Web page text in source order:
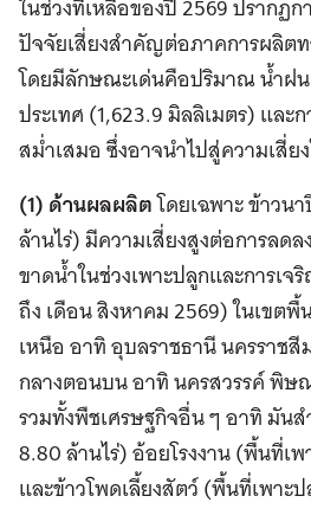
ในช่วงที่เหลือของปี 2569 ปรากฏ
ปัจจัยเสี่ยงสำคัญต่อภาคการผลิตท
โดยมีลักษณะเด่นคือปริมาณ น้ำฝน
ประเทศ (1,623.9 มิลลิเมตร) และ
สม่ำเสมอ ซึ่งอาจนำไปสู่ความเสี่ย
(1) ด้านผลผลิตโดยเฉพาะ ข้าวน
ล้านไร่) มีความเสี่ยงสูงต่อการลด
ขาดน้ำในช่วงเพาะปลูกและการเ
ถึง เดือน สิงหาคม 2569) ในเขต
เหนือ อาทิ อุบลราชธานี นครราช
กลางตอนบน อาทิ นครสวรรค์ พิษ
รวมทั้งพืชเศรษฐกิจอื่น ๆ อาทิ มัน
8.80 ล้านไร่) อ้อยโรงงาน (พื้นที่เ
และข้าวโพดเลี้ยงสัตว์ (พื้นที่เพาะป